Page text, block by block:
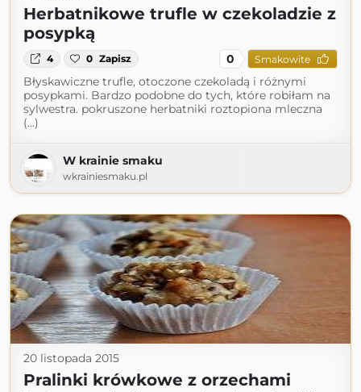
Herbatnikowe trufle w czekoladzie z
posypką
4 0 Zapisz 0 Smakowite
Błyskawiczne trufle, otoczone czekoladą i różnymi
posypkami. Bardzo podobne do tych, które robiłam na
sylwestra. pokruszone herbatniki roztopiona mleczna
(...)
W krainie smaku
wkrainiesmaku.pl
20 listopada 2015
Pralinki krówkowe z orzechami